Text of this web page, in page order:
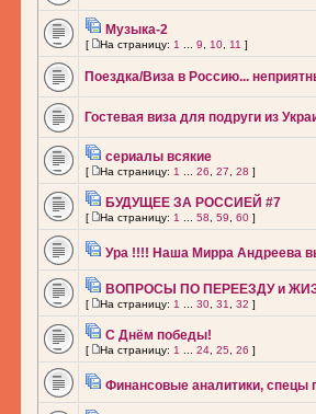
Музыка-2
[ На страницу: 1 9 10 11 ]
Поездка/Виза в Россию...
Гостевая виза для подруги из
сериалы всякие
[ На страницу: 1 26 27 28 ]
БУДУЩЕЕ ЗА РОССИЕЙ #7
[ На страницу: 1 58 59 60 ]
Ура !!!! Наша Мирра Андреева
ВОПРОСЫ ПО ПЕРЕЕЗДУ и
[ На страницу: 1 30 31 32 ]
С Днём победы!
[ На страницу: 1 24 25 26 ]
Финансовые аналитики, спецы